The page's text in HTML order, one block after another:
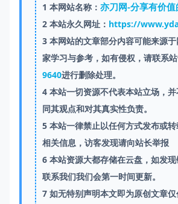
1 本网站名称： 亦刀网-分享有价值
2本站永久网址： https://
3本网站的文章部分内容可能来源
家学习与参考，如有侵权，请联系
9640进行删除处理。
4本站一切资源不代表本站立场，
同其观点和对其真实性负责。
5本站一律禁止以任何方式发布或
相关信息，访客发现请向站长举报
6本站资源大都存储在云盘，如发
联系我们我们会第一时间更新。
7如无特别声明本文即为原创文章